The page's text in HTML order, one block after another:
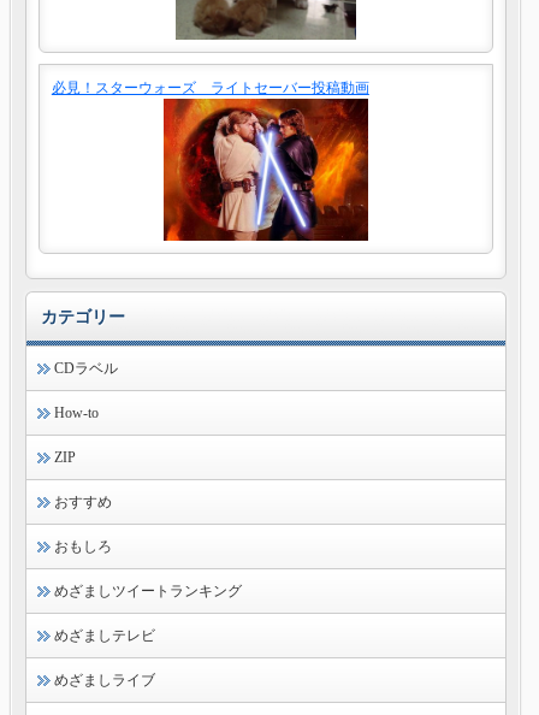
必見！スターウォーズ ライトセーバー投稿動画
カテゴリー
CDラベル
How-to
ZIP
おすすめ
おもしろ
めざましツイートランキング
めざましテレビ
めざましライブ